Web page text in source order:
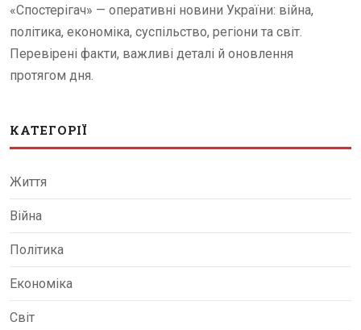
«Спостерігач» — оперативні новини України: війна,
політика, економіка, суспільство, регіони та світ.
Перевірені факти, важливі деталі й оновлення
протягом дня.
КАТЕГОРІЇ
Життя
Війна
Політика
Економіка
Світ